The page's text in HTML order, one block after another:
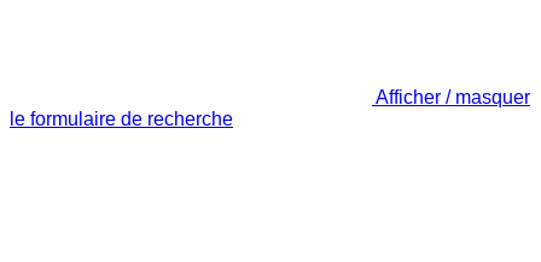
Afficher / masquer
le formulaire de recherche